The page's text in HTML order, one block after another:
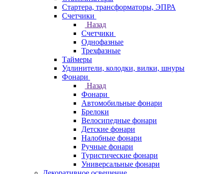
Стартера, трансформаторы, ЭПРА
Счетчики
Назад
Счетчики
Однофазные
Трехфазные
Таймеры
Удлинители, колодки, вилки, шнуры
Фонари
Назад
Фонари
Автомобильные фонари
Брелоки
Велосипедные фонари
Детские фонари
Налобные фонари
Ручные фонари
Туристические фонари
Универсальные фонари